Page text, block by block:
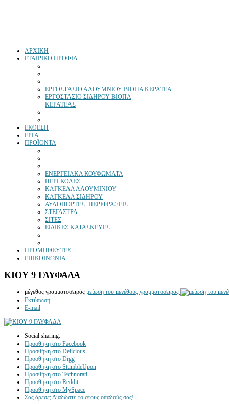
ΑΡΧΙΚΗ
ΕΤΑΙΡΙΚΟ ΠΡΟΦΙΛ
ΕΡΓΟΣΤΆΣΙΟ ΑΛΟΥΜΝΙΟΥ ΒΙΟΠΑ ΚΕΡΑΤΕΑ
ΕΡΓΟΣΤΑΣΙΟ ΣΙΔΗΡΟΥ ΒΙΟΠΑ
ΚΕΡΑΤΕΑΣ
ΕΚΘΕΣΗ
ΕΡΓΑ
ΠΡΟΪΟΝΤΑ
ΕΝΕΡΓΕΙΑΚΑ ΚΟΥΦΩΜΑΤΑ
ΠΕΡΓΚΟΛΕΣ
ΚΑΓΚΕΛΑ ΑΛΟΥΜΙΝΙΟΥ
ΚΑΓΚΕΛΑ ΣΙΔΗΡΟΥ
ΑΥΛΟΠΟΡΤΕΣ- ΠΕΡΙΦΡΑΞΕΙΣ
ΣΤΕΓΑΣΤΡΑ
ΣΙΤΕΣ
ΕΙΔΙΚΕΣ ΚΑΤΑΣΚΕΥΕΣ
ΠΡΟΜΗΘΕΥΤΕΣ
ΕΠΙΚΟΙΝΩΝΙΑ
ΚΙΟΥ 9 ΓΛΥΦΑΔΑ
μέγεθος γραμματοσειράς μείωση του μεγέθους γραμματοσειράς
Εκτύπωση
E-mail
Social sharing:
Προσθήκη στο Facebook
Προσθήκη στο Delicious
Προσθήκη στο Digg
Προσθήκη στο StumbleUpon
Προσθήκη στο Technorati
Προσθήκη στο Reddit
Προσθήκη στο MySpace
Σας άρεσε; Διαδώστε το στους οπαδούς σας!